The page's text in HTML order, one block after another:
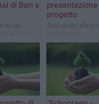
di Bari e
dei
di misure
beni
euro
presentazione
progetto
Sarà rivolto alle